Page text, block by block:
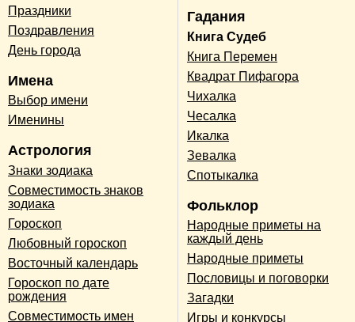
Праздники
Поздравления
День города
Имена
Выбор имени
Именины
Астрология
Знаки зодиака
Совместимость знаков
зодиака
Гороскоп
Любовный гороскоп
Восточный календарь
Гороскоп по дате
рождения
Совместимость имен
Гадания
Книга Судеб
Книга Перемен
Квадрат Пифагора
Чихалка
Чесалка
Икалка
Зевалка
Спотыкалка
Фольклор
Народные приметы на
каждый день
Народные приметы
Пословицы и поговорки
Загадки
Игры и конкурсы